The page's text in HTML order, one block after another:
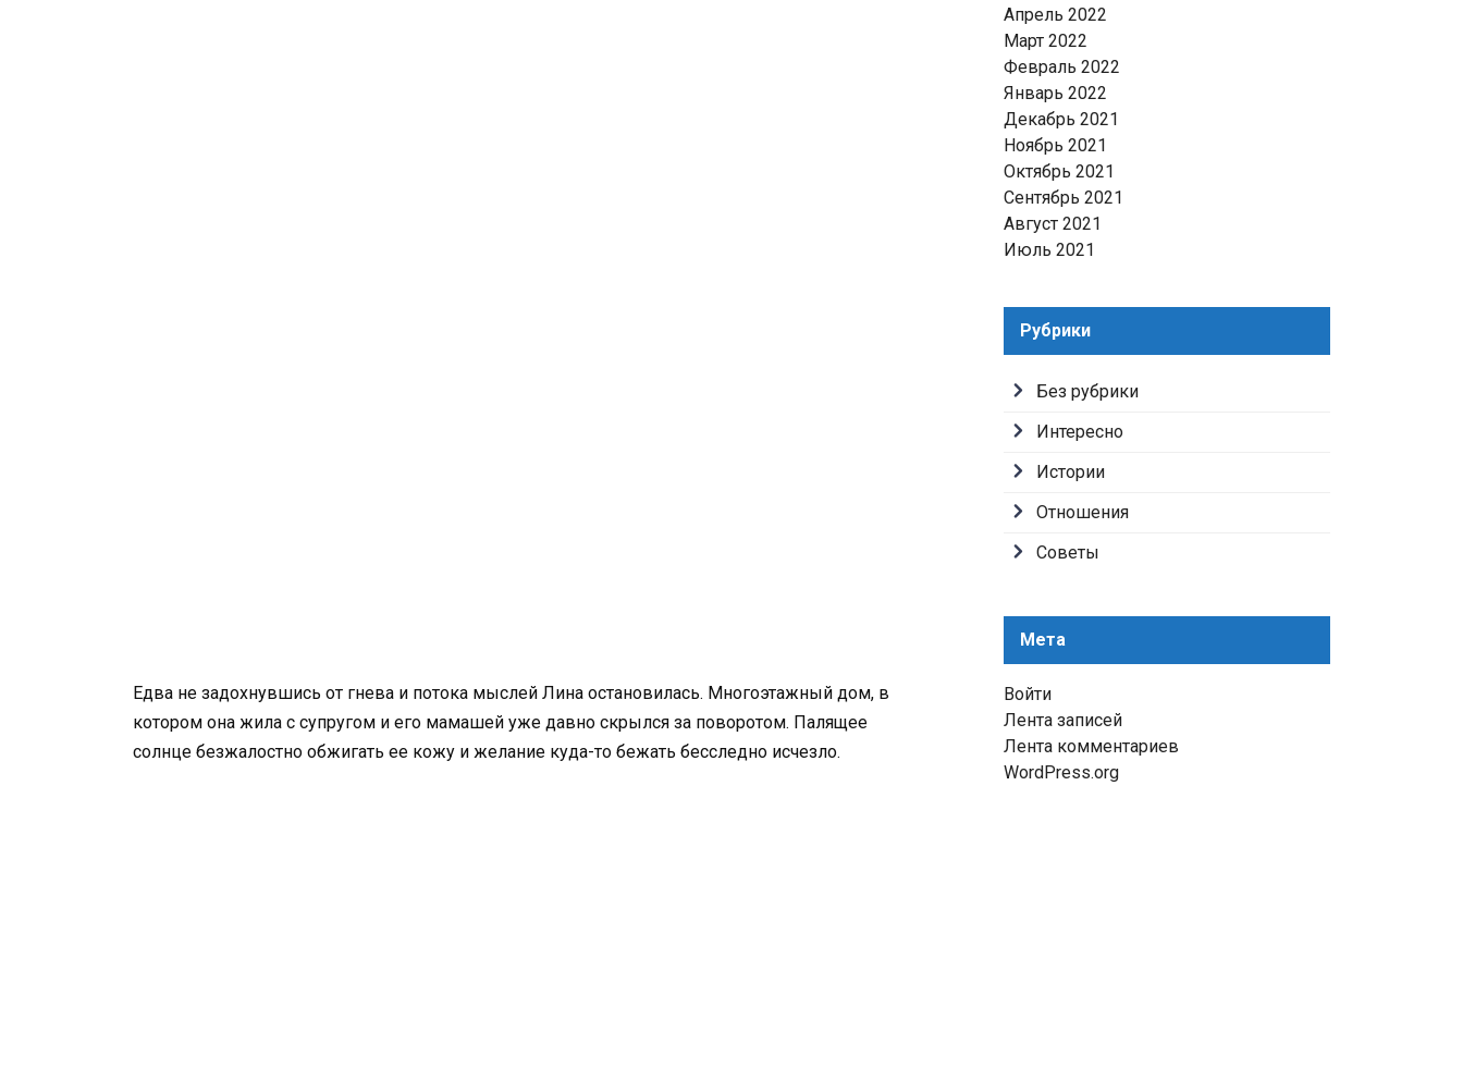
Едва не задохнувшись от гнева и потока мыслей Лина остановилась. Многоэтажный дом, в
котором она жила с супругом и его мамашей уже давно скрылся за поворотом. Палящее
солнце безжалостно обжигать ее кожу и желание куда-то бежать бесследно исчезло.
Апрель 2022
Март 2022
Февраль 2022
Январь 2022
Декабрь 2021
Ноябрь 2021
Октябрь 2021
Сентябрь 2021
Август 2021
Июль 2021
Рубрики
Без рубрики
Интересно
Истории
Отношения
Советы
Мета
Войти
Лента записей
Лента комментариев
WordPress.org